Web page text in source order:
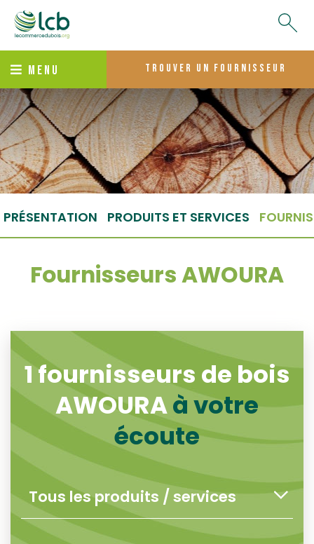
MENU trouver un fournisseur
PRÉSENTATION PRODUITS ET SERVICES
Fournisseurs AWOURA
1fournisseurs de bois
AWOURAà votre
écoute